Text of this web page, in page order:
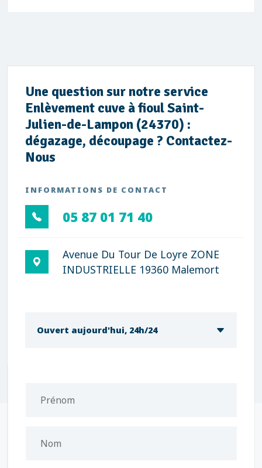
Une question sur notre service
Enlèvement cuve à fioul Saint-
Julien-de-Lampon (24370) :
dégazage, découpage ? Contactez-
Nous
INFORMATIONS DE CONTACT
05 87 01 71 40
Avenue Du Tour De Loyre ZONE
INDUSTRIELLE 19360 Malemort
Ouvert aujourd'hui, 24h/24
Prénom
Nom